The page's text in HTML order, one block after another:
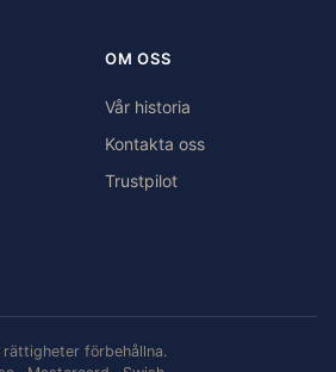
OM OSS
Vår historia
Kontakta oss
Trustpilot
förbehållna.